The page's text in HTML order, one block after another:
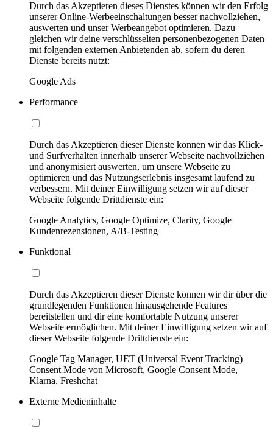
Durch das Akzeptieren dieses Dienstes können wir den Erfolg
unserer Online-Werbeeinschaltungen besser nachvollziehen,
auswerten und unser Werbeangebot optimieren. Dazu
gleichen wir deine verschlüsselten personenbezogenen Daten
mit folgenden externen Anbietenden ab, sofern du deren
Dienste bereits nutzt:
Google Ads
Performance
Durch das Akzeptieren dieser Dienste können wir das Klick-
und Surfverhalten innerhalb unserer Webseite nachvollziehen
und anonymisiert auswerten, um unsere Webseite zu
optimieren und das Nutzungserlebnis insgesamt laufend zu
verbessern. Mit deiner Einwilligung setzen wir auf dieser
Webseite folgende Drittdienste ein:
Google Analytics, Google Optimize, Clarity, Google
Kundenrezensionen, A/B-Testing
Funktional
Durch das Akzeptieren dieser Dienste können wir dir über die
grundlegenden Funktionen hinausgehende Features
bereitstellen und dir eine komfortable Nutzung unserer
Webseite ermöglichen. Mit deiner Einwilligung setzen wir auf
dieser Webseite folgende Drittdienste ein:
Google Tag Manager, UET (Universal Event Tracking)
Consent Mode von Microsoft, Google Consent Mode,
Klarna, Freshchat
Externe Medieninhalte